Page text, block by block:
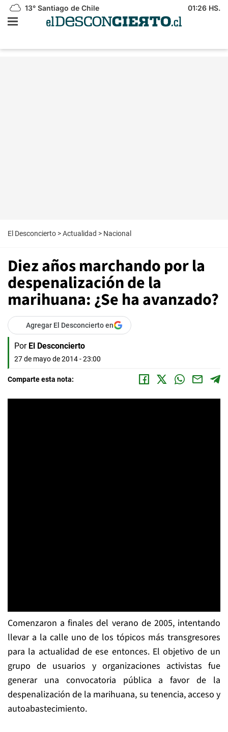
13° Santiago de Chile 01:26 HS.
El Desconcierto >Actualidad > Nacional
Diez años marchando por la
despenalización de la
marihuana: ¿Se ha avanzado?
Agregar El Desconcierto en
Por El Desconcierto
27 de mayo de 2014 - 23:00
Comparte esta nota:
Comenzaron a finales del verano de 2005, intentando
llevar a la calle uno de los tópicos más transgresores
para la actualidad de ese entonces. El objetivo de un
grupo de usuarios y organizaciones activistas fue
generar una convocatoria pública a favor de la
despenalización de la marihuana, su tenencia, acceso y
autoabastecimiento.